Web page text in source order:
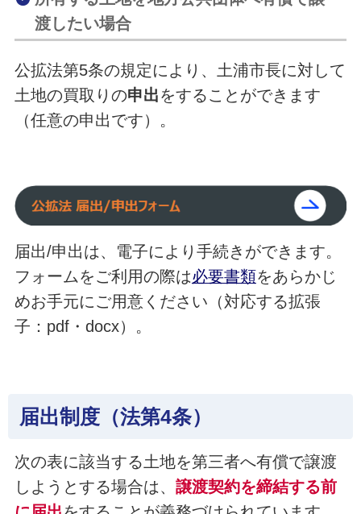
渡したい場合
公拡法第5条の規定により、土浦市長に対して
土地の買取りの申出をすることができます
（任意の申出です）。
届出/申出は、電子により手続きができます。
フォームをご利用の際は必要書類をあらかじ
めお手元にご用意ください（対応する拡張
子：pdf・docx）。
届出制度（法第4条）
次の表に該当する土地を第三者へ有償で譲渡
しようとする場合は、 譲渡契約を締結する前